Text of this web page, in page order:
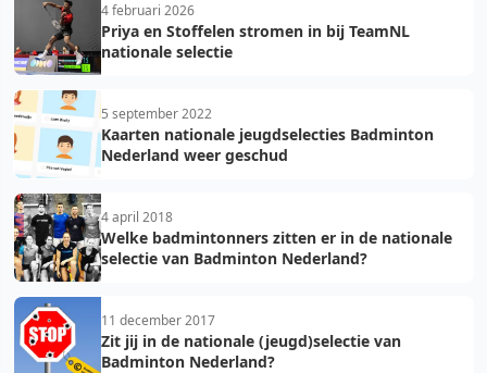
4 februari 2026
Priya en Stoffelen stromen in bij TeamNL
nationale selectie
5 september 2022
Kaarten nationale jeugdselecties Badminton
Nederland weer geschud
4 april 2018
Welke badmintonners zitten er in de nationale
selectie van Badminton Nederland?
11 december 2017
Zit jij in de nationale (jeugd)selectie van
Badminton Nederland?